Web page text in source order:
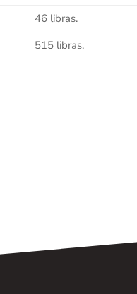
46 libras.
515 libras.